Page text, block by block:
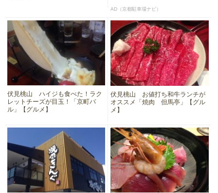
AD（京都駐車場ナビ）
伏見桃山 ハイジも食べた！ラク
レットチーズが目玉！「京町バ
ル」【グルメ】
伏見桃山 お値打ち和牛ランチが
オススメ「焼肉 但馬亭」【グル
メ】